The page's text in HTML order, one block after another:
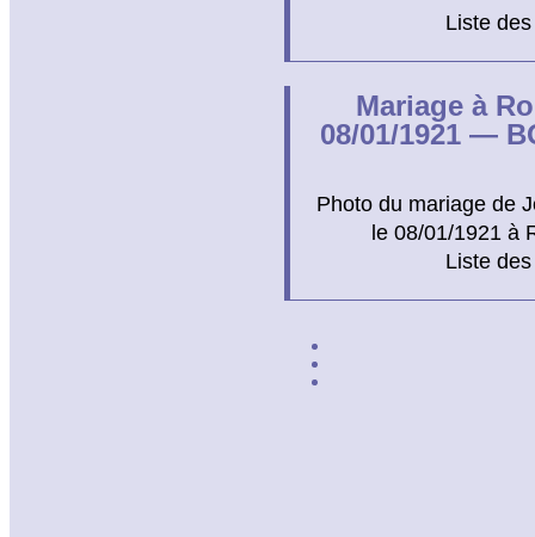
Liste
Mariage à
08/01/1921 —
Photo du mariage de
le 08/01/1921 à
Liste